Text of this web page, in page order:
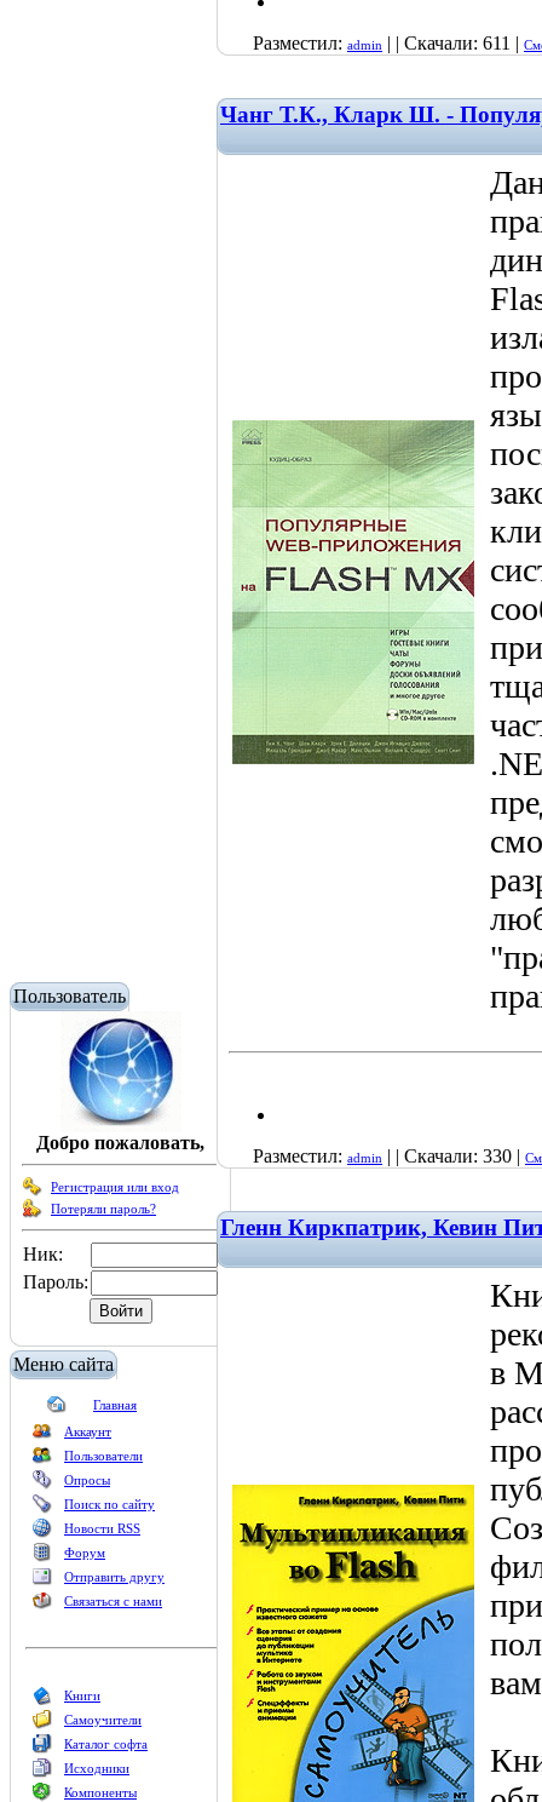
Пользователь
Добро пожаловать,
Регистрация или вход
Потеряли пароль?
Ник:
Пароль:
Меню сайта
Главная
Аккаунт
Пользователи
Опросы
Поиск по сайту
Новости RSS
Форум
Отправить другу
Связаться с нами
Книги
Самоучители
Каталог софта
Исходники
Компоненты
Разместил: admin | | Скачали: 611 |
Чанг Т.К., Кларк Ш. -
Разместил: admin | | Скачали: 330 |
Гленн Киркпатрик, Кевин
в